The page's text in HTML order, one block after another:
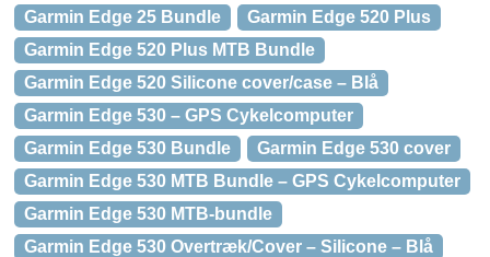
Garmin Edge 25 Bundle
Garmin Edge 520 Plus
Garmin Edge 520 Plus MTB Bundle
Garmin Edge 520 Silicone cover/case – Blå
Garmin Edge 530 – GPS Cykelcomputer
Garmin Edge 530 Bundle
Garmin Edge 530 cover
Garmin Edge 530 MTB Bundle – GPS Cykelcomputer
Garmin Edge 530 MTB-bundle
Garmin Edge 530 Overtræk/Cover – Silicone – Blå